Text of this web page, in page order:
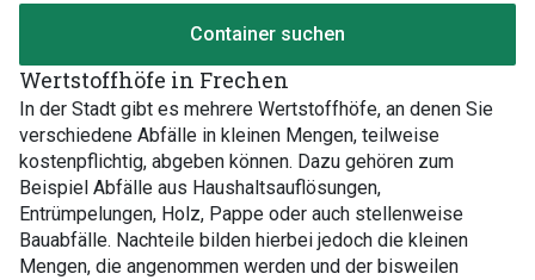
Container suchen
Wertstoffhöfe in Frechen
In der Stadt gibt es mehrere Wertstoffhöfe, an denen Sie
verschiedene Abfälle in kleinen Mengen, teilweise
kostenpflichtig, abgeben können. Dazu gehören zum
Beispiel Abfälle aus Haushaltsauflösungen,
Entrümpelungen, Holz, Pappe oder auch stellenweise
Bauabfälle. Nachteile bilden hierbei jedoch die kleinen
Mengen, die angenommen werden und der bisweilen